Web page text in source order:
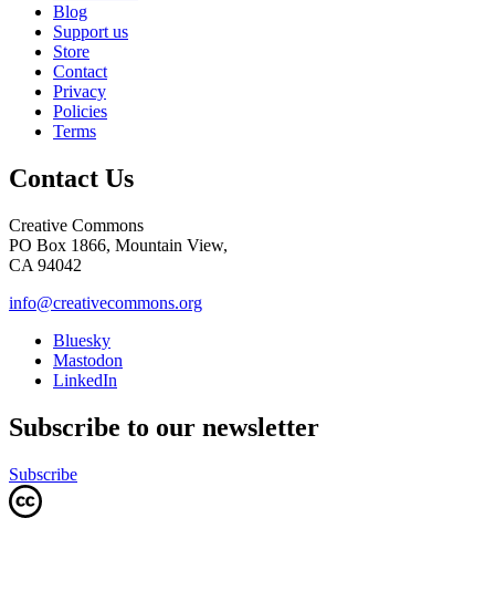
Blog
Support us
Store
Contact
Privacy
Policies
Terms
Contact Us
Creative Commons
PO Box 1866, Mountain View,
CA 94042
info@creativecommons.org
Bluesky
Mastodon
LinkedIn
Subscribe to our newsletter
Subscribe